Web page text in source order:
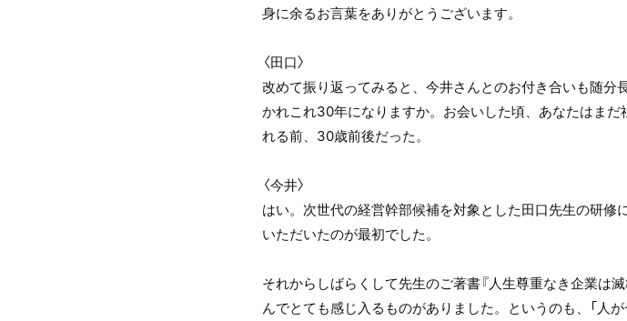
身に余るお言葉をありがとうございます。
〈田口〉
改めて振り返ってみると、今井さんとのお付き合いも随分
かれこれ30年になりますか。お会いした頃、あなたはまだ
れる前、30歳前後だった。
〈今井〉
はい。次世代の経営幹部候補を対象とした田口先生の研修
いただいたのが最初でした。
それからしばらくして先生のご著書『人生尊重なき企業は滅
んでとても感じ入るものがありました。というのも、「人が